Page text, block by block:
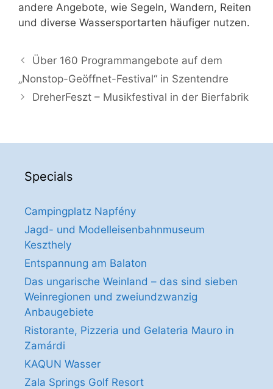
andere Angebote, wie Segeln, Wandern, Reiten
und diverse Wassersportarten häufiger nutzen.
Über 160 Programmangebote auf dem
„Nonstop-Geöffnet-Festival“ in Szentendre
DreherFeszt – Musikfestival in der Bierfabrik
Specials
Campingplatz Napfény
Jagd- und Modelleisenbahnmuseum
Keszthely
Entspannung am Balaton
Das ungarische Weinland – das sind sieben
Weinregionen und zweiundzwanzig
Anbaugebiete
Ristorante, Pizzeria und Gelateria Mauro in
Zamárdi
KAQUN Wasser
Zala Springs Golf Resort